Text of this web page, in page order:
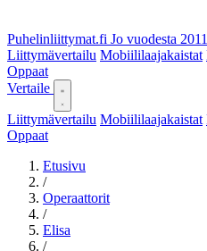
Puhelinliittymat.fi Jo vuodesta 2011
Liittymävertailu Mobiililaajakaistat
Oppaat
Vertaile
Liittymävertailu Mobiililaajakaistat
Oppaat
Etusivu
/
Operaattorit
/
Elisa
/